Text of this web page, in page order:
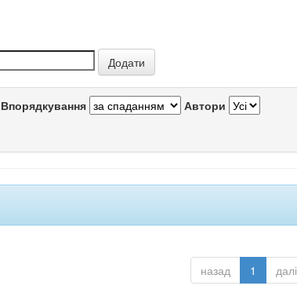
Впорядкування Автори
назад 1 далі